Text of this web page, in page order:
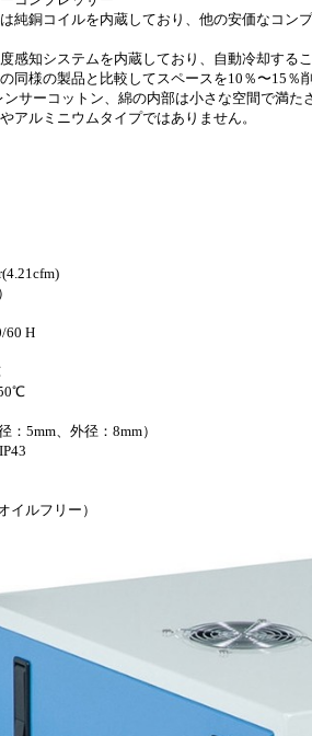
純銅コイルを内蔵しており、他の安価なコ
感知システムを内蔵しており、自動冷却する
同様の製品と比較してスペースを10％〜15％
サーコットン、綿の内部は小さな空間で満
アルミニウムタイプではありません。
60 H
：5mm、外径：8mm）
イルフリー）